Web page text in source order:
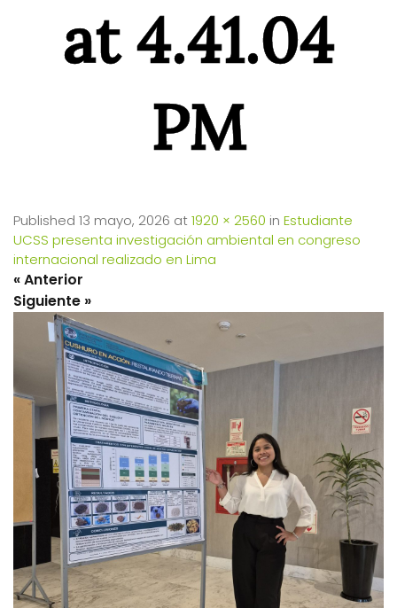
at 4.41.04
PM
Published 13 mayo, 2026 at1920 × 2560 in Estudiante
UCSS presenta investigación ambiental en congreso
internacional realizado en Lima